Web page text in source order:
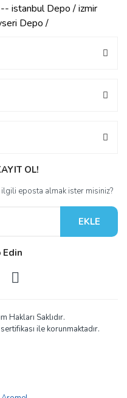
Depo / izmir
Depo /
OL!
ilgili eposta almak ister misiniz?
EKLE
Edin
Hakları Saklıdır.
ile korunmaktadır.